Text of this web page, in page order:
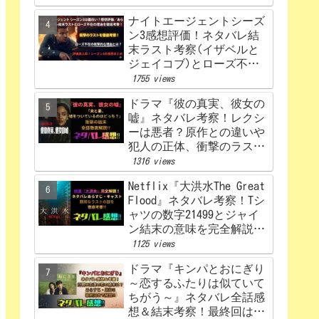
ナイトエージェントシーズ
ン3感想評価！ネタバレ結
末ラスト考察(イザベルと
ジェイコブ)とローズ不在
の理由を解説‼
1755 views
ドラマ『彼の真実、彼女の
嘘』ネタバレ考察！レクシ
ーは悪者？原作との違いや
犯人の正体、衝撃のラスト
まで完全解説
1316 views
Netflix『大洪水The Great
Flood』ネタバレ考察！Tシ
ャツの数字21499とジャイ
ン結末の意味を完全解説！
感想、評価！
1125 views
ドラマ『キンパとおにぎり
～恋するふたりは似ていて
ちがう～』ネタバレ全話感
想＆結末考察！最終回はど